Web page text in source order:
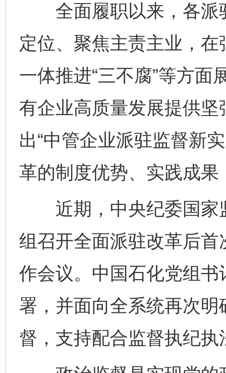
全面履职以来，各派
定位、聚焦主责主业，
一体推进“三不腐”等方
有企业高质量发展提供
出“中管企业派驻监督新
革的制度优势、实践成果
近期，中央纪委国家
组召开全面派驻改革后
作会议。中国石化党组
署，并面向全系统再次
督，支持配合监督执纪执